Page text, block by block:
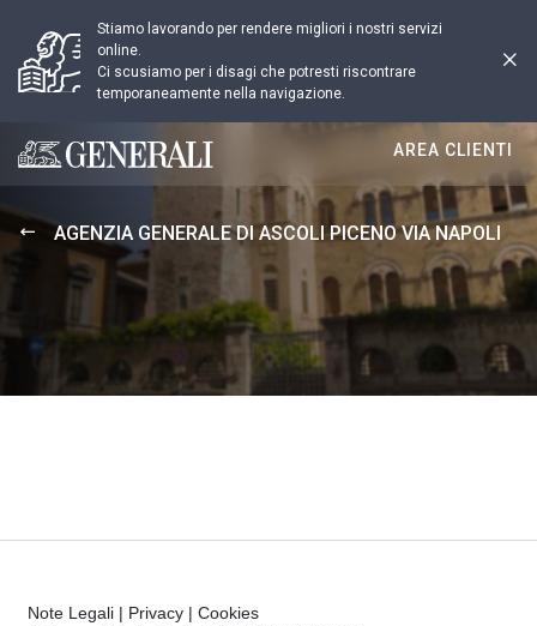
Stiamo lavorando per rendere migliori i nostri servizi
online.
Ci scusiamo per i disagi che potresti riscontrare
temporaneamente nella navigazione.
Generali logo
AREA CLIENTI
AGENZIA GENERALE DI ASCOLI PICENO VIA NAPOLI
Note Legali | Privacy | Cookies